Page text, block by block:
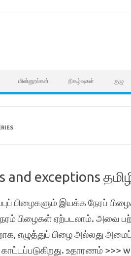
மின்னூல்கள் நிகழ்வுகள் குழு
and exceptions
பிழைகளும் இயக்க நேரப்
பிழைகள் ஏற்படலாம். அவை
எழுத்துப் பிழை அல்லது
உதாரணம் >>>